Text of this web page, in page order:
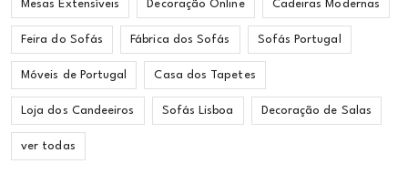
Mesas Extensíveis Decoração Online Cadeiras Modernas
Feira do Sofás Fábrica dos Sofás Sofás Portugal
Móveis de Portugal Casa dos Tapetes
Loja dos Candeeiros Sofás Lisboa Decoração de Salas
ver todas